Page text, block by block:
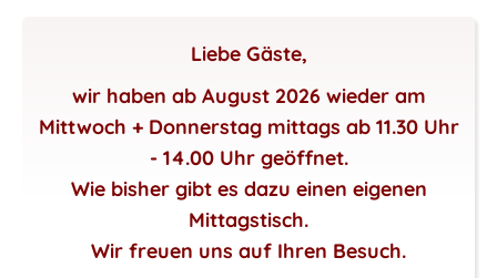
Liebe Gäste,
wir haben ab August 2026 wieder am
Mittwoch + Donnerstag mittags ab 11.30 Uhr
- 14.00 Uhr geöffnet.
Wie bisher gibt es dazu einen eigenen
Mittagstisch.
Wir freuen uns auf Ihren Besuch.